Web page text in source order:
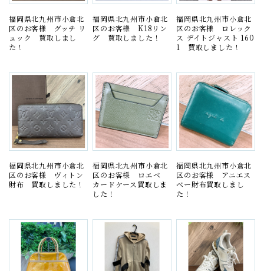
福岡県北九州市小倉北
区のお客様 グッチ リ
ュック 買取しまし
た！
福岡県北九州市小倉北
区のお客様 K18リン
グ 買取しました！
福岡県北九州市小倉北
区のお客様 ロレック
ス デイトジャスト 160
1 買取しました！
福岡県北九州市小倉北
区のお客様 ヴィトン
財布 買取しました！
福岡県北九州市小倉北
区のお客様 ロエベ
カードケース買取しま
した！
福岡県北九州市小倉北
区のお客様 アニエス
ベー財布買取しまし
た！